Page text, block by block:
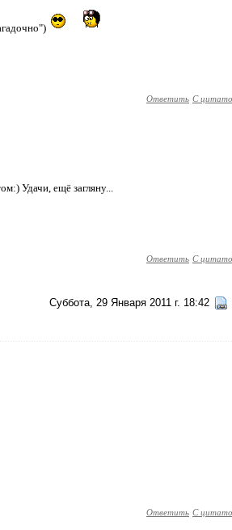
Ответить С
Удачи, ещё загляну...
Ответить С
Суббота, 29 Января 2011 г. 18:42
Ответить С